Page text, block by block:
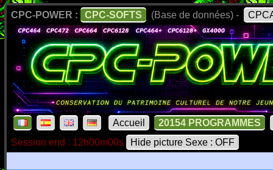
CPC-POWER : CPC-SOFTS (Base de données) -
Accueil
20154 PROGRAMMES
Session end : 12h00m00s
Hide picture Sexe : OFF